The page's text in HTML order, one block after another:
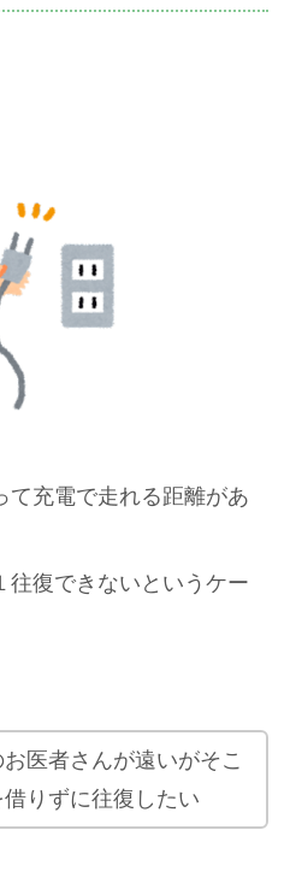
て充電で走れる距離があ
往復できないというケー
医者さんが遠いがそこ
りずに往復したい